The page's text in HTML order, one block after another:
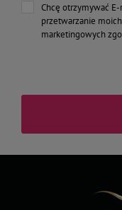
Chcę otrzymywać
przetwarzanie
marketingowych